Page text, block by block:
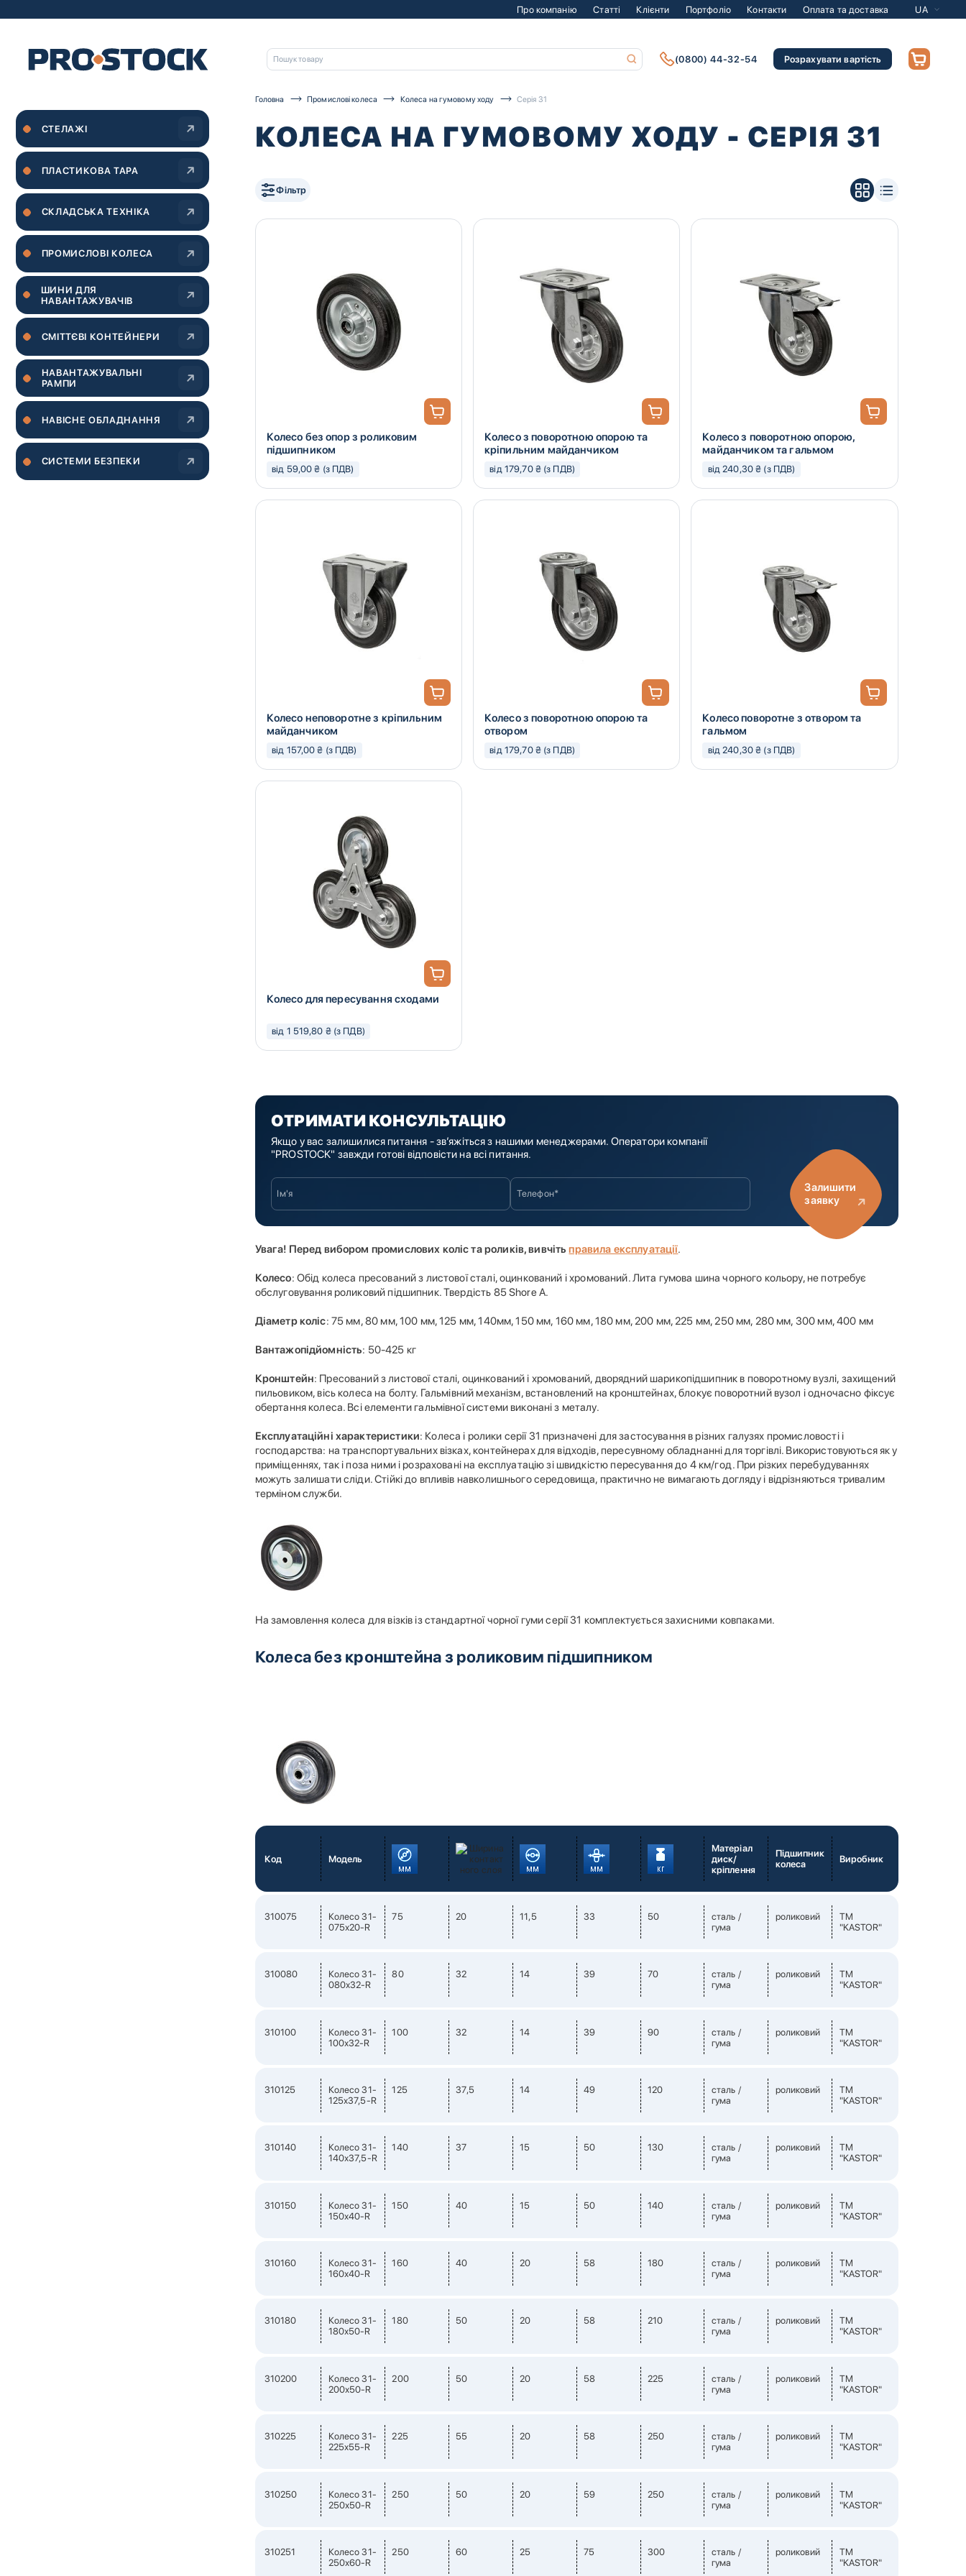
Про компанію Статті Клієнти Портфоліо Контакти Оплата та доставка UA
(0800) 44-32-54 Розрахувати вартість
Головна Промислові колеса Колеса на гумовому ходу Серія 31
КОЛЕСА НА ГУМОВОМУ ХОДУ - СЕРІЯ 31
Фільтр
Колесо без опор з роликовим
підшипником
від 59,00 ₴ (з ПДВ)
Колесо з поворотною опорою та
кріпильним майданчиком
від 179,70 ₴ (з ПДВ)
Колесо з поворотною опорою,
майданчиком та гальмом
від 240,30 ₴ (з ПДВ)
Колесо неповоротне з кріпильним
майданчиком
від 157,00 ₴ (з ПДВ)
Колесо з поворотною опорою та
отвором
від 179,70 ₴ (з ПДВ)
Колесо поворотне з отвором та
гальмом
від 240,30 ₴ (з ПДВ)
Колесо для пересування сходами
від 1 519,80 ₴ (з ПДВ)
ОТРИМАТИ КОНСУЛЬТАЦІЮ
Якщо у вас залишилися питання - зв’яжіться з нашими менеджерами. Оператори компанії
"PROSTOCK" завжди готові відповісти на всі питання.
Залишити
заявку
Увага! Перед вибором промислових коліс та роликів, вивчітьправила експлуатації.
Колесо: Обід колеса пресований з листової сталі, оцинкований і хромований. Лита гумова шина чорного кольору, не потребує
обслуговування роликовий підшипник. Твердість 85 Shore A.
Діаметр коліс: 75 мм, 80 мм, 100 мм, 125 мм, 140мм, 150 мм, 160 мм, 180 мм, 200 мм, 225 мм, 250 мм, 280 мм, 300 мм, 400 мм
Вантажопідйомність: 50-425 кг
Кронштейн: Пресований з листової сталі, оцинкований і хромований, дворядний шарикопідшипник в поворотному вузлі, захищений
пильовиком, вісь колеса на болту. Гальмівний механізм, встановлений на кронштейнах, блокує поворотний вузол і одночасно фіксує
обертання колеса. Всі елементи гальмівної системи виконані з металу.
Експлуатаційні характеристики: Колеса і ролики серії 31 призначені для застосування в різних галузях промисловості і
господарства: на транспортувальних візках, контейнерах для відходів, пересувному обладнанні для торгівлі. Використовуються як у
приміщеннях, так і поза ними і розраховані на експлуатацію зі швидкістю пересування до 4 км/год. При різких перебудуваннях
можуть залишати сліди. Стійкі до впливів навколишнього середовища, практично не вимагають догляду і відрізняються тривалим
терміном служби.
На замовлення колеса для візків із стандартної чорної гуми серії 31 комплектується захисними ковпаками.
Колеса без кронштейна з роликовим підшипником
Код Модель
Матеріал
диск/
кріплення
Підшипник
колеса
Виробник
310075
Колесо 31-
075х20-R
75 20 11,5 33 50
сталь /
гума
роликовий
TM
"KASTOR"
310080
Колесо 31-
080х32-R
80 32 14 39 70
сталь /
гума
роликовий
TM
"KASTOR"
310100
Колесо 31-
100х32-R
100 32 14 39 90
сталь /
гума
роликовий
TM
"KASTOR"
310125
Колесо 31-
125х37,5-R
125 37,5 14 49 120
сталь /
гума
роликовий
TM
"KASTOR"
310140
Колесо 31-
140х37,5-R
140 37 15 50 130
сталь /
гума
роликовий
TM
"KASTOR"
310150
Колесо 31-
150х40-R
150 40 15 50 140
сталь /
гума
роликовий
TM
"KASTOR"
310160
Колесо 31-
160х40-R
160 40 20 58 180
сталь /
гума
роликовий
TM
"KASTOR"
310180
Колесо 31-
180х50-R
180 50 20 58 210
сталь /
гума
роликовий
TM
"KASTOR"
310200
Колесо 31-
200х50-R
200 50 20 58 225
сталь /
гума
роликовий
TM
"KASTOR"
310225
Колесо 31-
225х55-R
225 55 20 58 250
сталь /
гума
роликовий
TM
"KASTOR"
310250
Колесо 31-
250х50-R
250 50 20 59 250
сталь /
гума
роликовий
TM
"KASTOR"
310251
Колесо 31-
250х60-R
250 60 25 75 300
сталь /
гума
роликовий
TM
"KASTOR"
СТЕЛАЖІ
ПЛАСТИКОВА ТАРА
СКЛАДСЬКА ТЕХНІКА
ПРОМИСЛОВІ КОЛЕСА
ШИНИ ДЛЯ
НАВАНТАЖУВАЧІВ
CМІТТЄВІ КОНТЕЙНЕРИ
НАВАНТАЖУВАЛЬНІ
РАМПИ
НАВІСНЕ ОБЛАДНАННЯ
СИСТЕМИ БЕЗПЕКИ